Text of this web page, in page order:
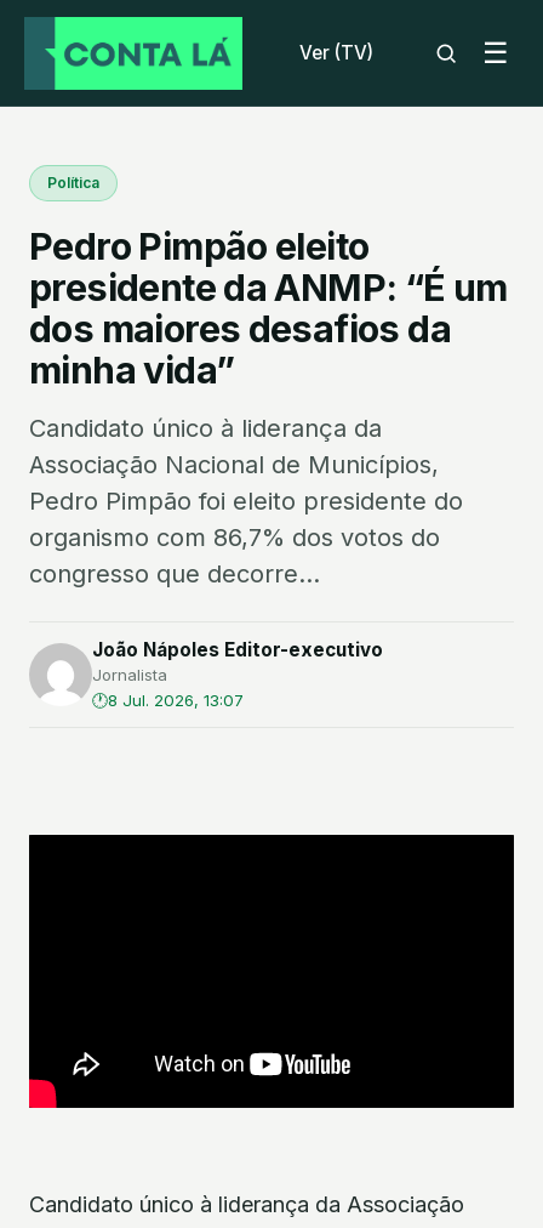
Ver (TV) ☰
Política
Pedro Pimpão eleito
presidente da ANMP: “É um
dos maiores desafios da
minha vida”
Candidato único à liderança da
Associação Nacional de Municípios,
Pedro Pimpão foi eleito presidente do
organismo com 86,7% dos votos do
congresso que decorre...
João Nápoles Editor-executivo
Jornalista
8 Jul. 2026, 13:07
Candidato único à liderança da Associação